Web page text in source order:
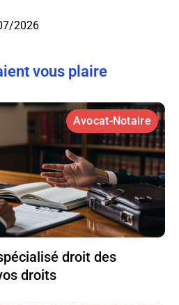
2026
vous plaire
Avocat-Notaire
droit des
droits